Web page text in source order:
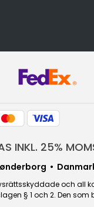
INKL. 25%
•
och all
§ 1 och 2. Den